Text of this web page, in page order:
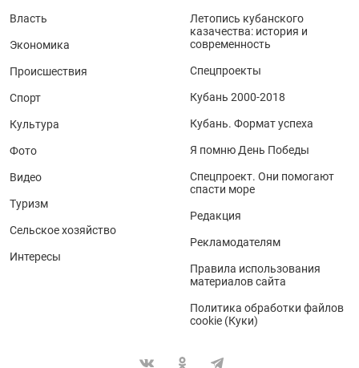
Власть
Экономика
Происшествия
Спорт
Культура
Фото
Видео
Туризм
Сельское хозяйство
Интересы
Летопись кубанского
казачества: история и
современность
Спецпроекты
Кубань 2000-2018
Кубань. Формат успеха
Я помню День Победы
Спецпроект. Они помогают
спасти море
Редакция
Рекламодателям
Правила использования
материалов сайта
Политика обработки файлов
cookie (Куки)